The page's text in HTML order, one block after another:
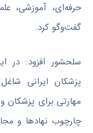
حرفه‌ای، آموزشی،
گفت‌وگو کرد.
سلحشور افزود: در
پزشکان ایرانی
مهارتی برای پزشکان
چارچوب نهادها و